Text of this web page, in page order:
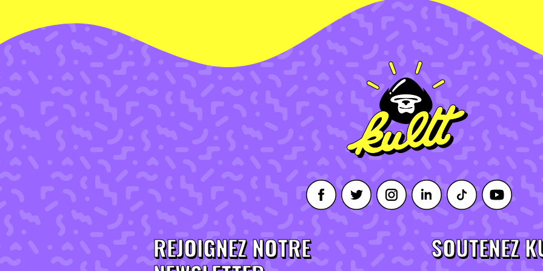
REJOIGNEZ NOTRE
SOUTENEZ